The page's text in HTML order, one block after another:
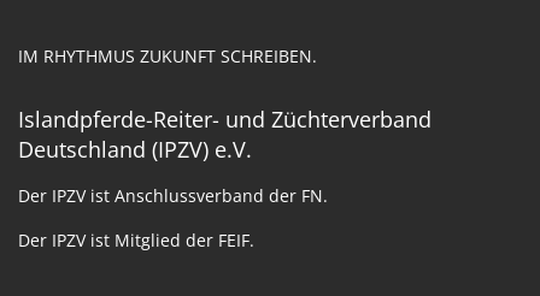
IM RHYTHMUS ZUKUNFT SCHREIBEN.
Islandpferde-Reiter- und Züchterverband
Deutschland (IPZV) e.V.
Der IPZV ist Anschlussverband der FN.
Der IPZV ist Mitglied der FEIF.